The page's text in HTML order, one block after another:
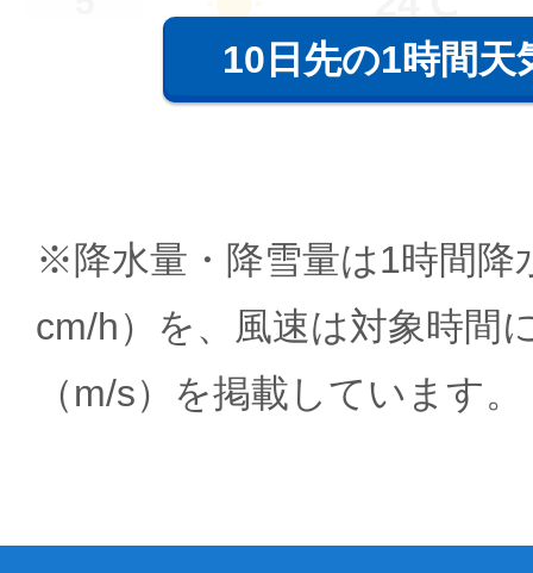
10日先の1時間天
※降水量・降雪量は1時間降
cm/h）を、風速は対象時間
（m/s）を掲載しています。